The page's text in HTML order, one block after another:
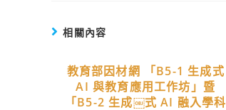
相關內容
教育部因材網 「B5-1 生成式
AI 與教育應用工作坊」暨
「B5-2 生成￼式 AI 融入學科